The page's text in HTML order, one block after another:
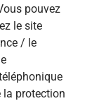
pouvez
le site
/ le
la protection